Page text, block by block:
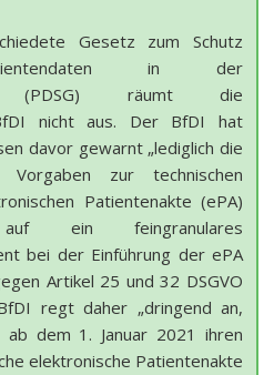
Gesetz zum Schutz
in der
(PDSG) räumt die
nicht aus. Der BfDI hat
davor gewarnt „lediglich die
zur technischen
Patientenakte (ePA)
ein feingranulares
bei der Einführung der ePA
Artikel 25 und 32 DSGVO
regt daher „dringend an,
ab dem 1. Januar 2021 ihren
elektronische Patientenakte